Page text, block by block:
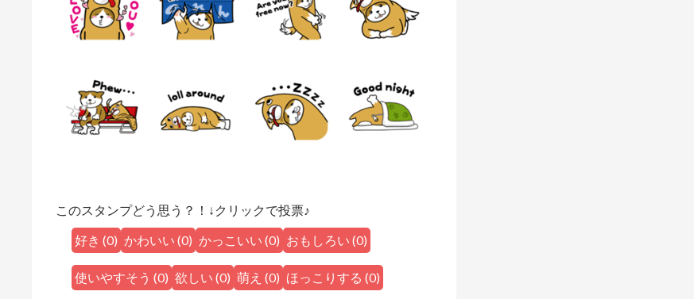
このスタンプどう思う？！↓クリックで投票♪
好き (0) かわいい (0) かっこいい (0) おもしろい (0)
使いやすそう (0) 欲しい (0) 萌え (0) ほっこりする (0)